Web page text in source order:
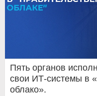
Пять органов
свои ИТ-системы в
облако».